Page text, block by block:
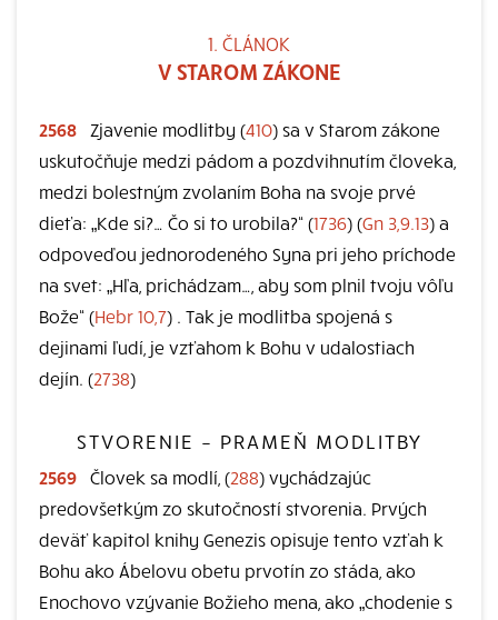
1. ČLÁNOK
V STAROM ZÁKONE
2568 Zjavenie modlitby (410) sa v Starom zákone
uskutočňuje medzi pádom a pozdvihnutím človeka,
medzi bolestným zvolaním Boha na svoje prvé
dieťa: „Kde si?… Čo si to urobila?“ (1736) (Gn 3,9.13) a
odpoveďou jednorodeného Syna pri jeho príchode
na svet: „Hľa, prichádzam…, aby som plnil tvoju vôľu
Bože“ (Hebr 10,7) . Tak je modlitba spojená s
dejinami ľudí, je vzťahom k Bohu v udalostiach
dejín. (2738)
STVORENIE – PRAMEŇ MODLITBY
2569 Človek sa modlí, (288) vychádzajúc
predovšetkým zo skutočností stvorenia. Prvých
deväť kapitol knihy Genezis opisuje tento vzťah k
Bohu ako Ábelovu obetu prvotín zo stáda, ako
Enochovo vzývanie Božieho mena, ako „chodenie s